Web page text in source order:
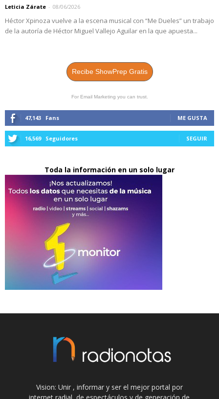
Leticia Zárate - 08/06/2026
Héctor Xpinoza vuelve a la escena musical con “Me Dueles” un trabajo
de la autoría de Héctor Miguel Vallejo Aguilar en la que apuesta...
Recibe ShowPrep Gratis
For Email Marketing you can trust.
47,143 Fans ME GUSTA
16,569 Seguidores SEGUIR
Toda la información en un solo lugar
Vision: Unir , informar y ser el mejor portal por
internet radial, de espectáculos y de generación de